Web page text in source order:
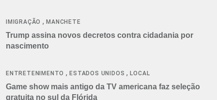
IMIGRAÇÃO ,MANCHETE
Trump assina novos decretos contra cidadania por
nascimento
ENTRETENIMENTO ,ESTADOS UNIDOS ,LOCAL
Game show mais antigo da TV americana faz seleção
gratuita no sul da Flórida